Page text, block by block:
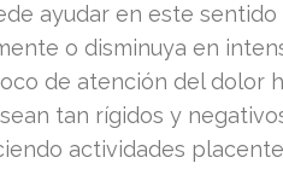
ayudar en este
o disminuya en
de atención del dolor
tan rígidos y
actividades